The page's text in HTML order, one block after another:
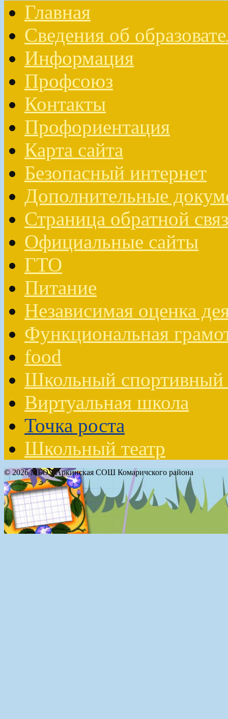
Главная
Сведения об
Информация
Профсоюз
Контакты
Профориентация
Карта сайта
Безопасный интернет
Дополнительные
Страница обратной
Официальные сайты
ГТО
Питание
Независимая оценка
Функциональная
food
Школьный спортивный
Виртуальная школа
Точка роста
Школьный театр
© 2026 МБОУ Аркинская СОШ Комаричского района